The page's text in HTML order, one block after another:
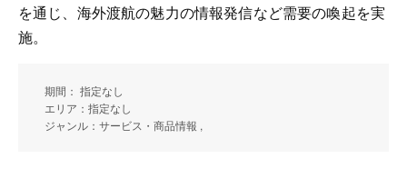
を通じ、海外渡航の魅力の情報発信など需要の喚起を実
施。
期間： 指定なし
エリア：指定なし
ジャンル：サービス・商品情報 ,